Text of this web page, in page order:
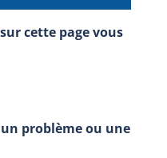
cette page vous
problème ou une